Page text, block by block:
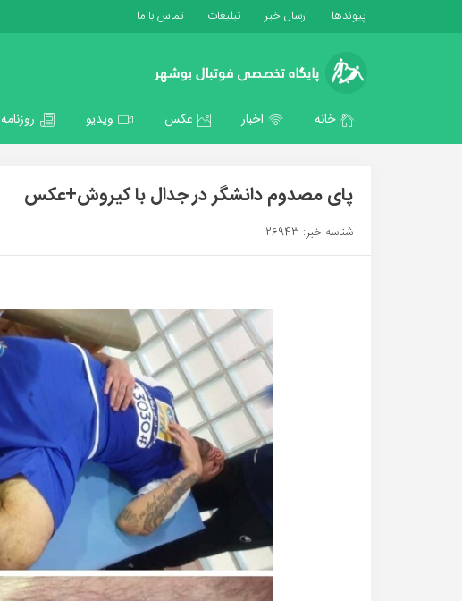
پیوندها ارسال خبر تبلیغات تماس با ما
خانه اخبار عکس ویدیو روزنامه
پای مصدوم دانشگر در جدال با کیروش+عکس
شناسه خبر: 26943